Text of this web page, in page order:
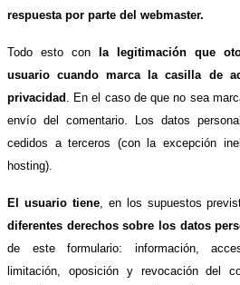
respuesta por parte del webmaster.
Todo esto con
la legitimación que
usuario cuando marca la casilla de
privacidad
. En el caso de que no sea
envío del comentario. Los datos
cedidos a terceros (con la excepción
hosting).
El usuario tiene, en los supuestos
diferentes derechos sobre los datos
de este formulario: información,
limitación, oposición y revocación del